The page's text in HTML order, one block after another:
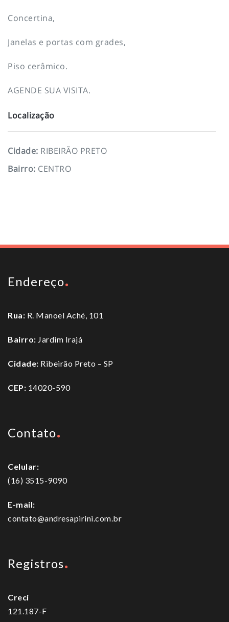
Concertina,
Janelas e portas com grades,
Piso cerâmico.
AGENDE SUA VISITA.
Localização
Cidade: RIBEIRÃO PRETO
Bairro: CENTRO
Endereço
Rua: R. Manoel Aché, 101
Bairro: Jardim Irajá
Cidade: Ribeirão Preto – SP
CEP: 14020-590
Contato
Celular:
(16) 3515-9090
E-mail:
contato@andresapirini.com.br
Registros
Creci
121.187-F